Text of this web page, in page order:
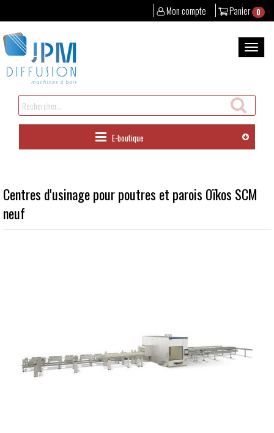
Panier 0
Mon compte
au
contenu
la
Rechercher
un
produit
E-boutique
Centres d'usinage pour poutres et parois Oïkos SCM
neuf